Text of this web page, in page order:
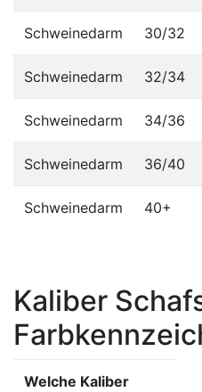
Schweinedarm 30/32
Schweinedarm 32/34
Schweinedarm 34/36
Schweinedarm 36/40
Schweinedarm 40+
Kaliber
Welche Kaliber